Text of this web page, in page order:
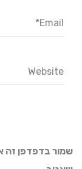
Email*
Website
שמור בדפדפן זה